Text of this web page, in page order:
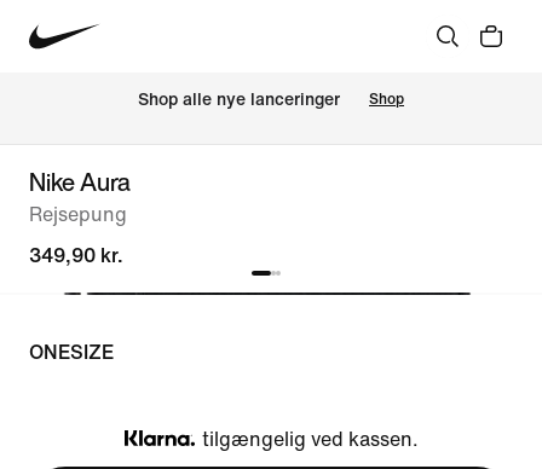
Shop alle nye lanceringer Shop
Nike Aura
Rejsepung
349,90 kr.
ONESIZE
Klarna
tilgængelig ved kassen.